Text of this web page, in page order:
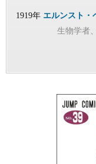
1919年 エルンスト・
生物学者